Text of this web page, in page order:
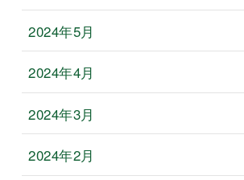
2024年5月
2024年4月
2024年3月
2024年2月